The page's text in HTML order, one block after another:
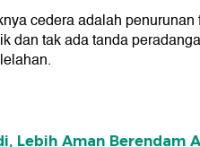
cedera adalah
dan tak ada tanda
Lebih Aman Berendam